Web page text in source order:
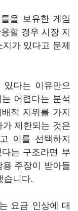
을 보유한 게임
할 경우 시장 지
가 있다고 문제
있다는 이유만으
어렵다는 분석
적 지위를 가지
제한되는 것은
이를 선택하지
는 구조라면 부
주장이 받아들
습니다.
요금 인상에 대